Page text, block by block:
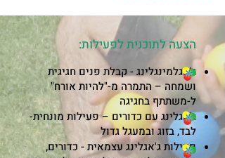
הצעה לתוכנית לפעילות:
ג'אגלמינגלינג - קבלת פנים חגיגית
ושמחה – התמרה מ-"להיות אורח"
ל-משתתף בחגיגה
ג'אגלינג עם כדורים – פעילות מונחית-
לבד, בזוג ובמעגל גדול
פעילות ג'אגלינג עצמאית - כדורים,